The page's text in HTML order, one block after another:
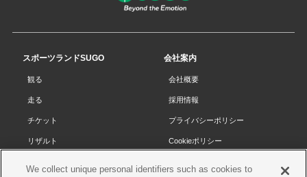
の
スポーツランドSUGO
観る
走る
チケット
リザルト
会社案内
会社概要
採用情報
プライバシーポリシー
Cookieポリシー
We collect unique personal identifiers such as cookies to